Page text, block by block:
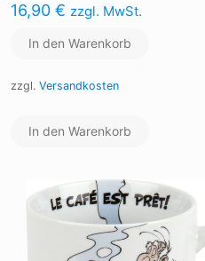
16,90 € zzgl. MwSt.
In den Warenkorb
zzgl. Versandkosten
In den Warenkorb